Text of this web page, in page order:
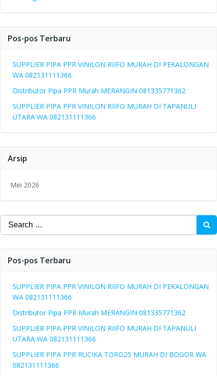
Pos-pos Terbaru
SUPPLIER PIPA PPR VINILON RIIFO MURAH DI PEKALONGAN
WA 082131111366
Distributor Pipa PPR Murah MERANGIN 081335771362
SUPPLIER PIPA PPR VINILON RIIFO MURAH DI TAPANULI
UTARA WA 082131111366
Arsip
Mei 2026
Search
for:
Pos-pos Terbaru
SUPPLIER PIPA PPR VINILON RIIFO MURAH DI PEKALONGAN
WA 082131111366
Distributor Pipa PPR Murah MERANGIN 081335771362
SUPPLIER PIPA PPR VINILON RIIFO MURAH DI TAPANULI
UTARA WA 082131111366
SUPPLIER PIPA PPR RUCIKA TORO25 MURAH DI BOGOR WA
082131111366